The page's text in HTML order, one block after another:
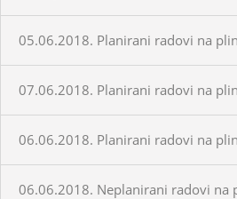
05.06.2018. Planirani radovi na
07.06.2018. Planirani radovi na
06.06.2018. Planirani radovi na
06.06.2018. Neplanirani radovi na